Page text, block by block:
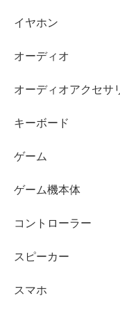
イヤホン
オーディオ
オーディオアクセサ
キーボード
ゲーム
ゲーム機本体
コントローラー
スピーカー
スマホ